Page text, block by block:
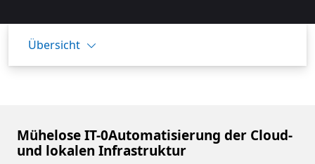
Übersicht
Mühelose IT-0Automatisierung der Cloud-
und lokalen Infrastruktur